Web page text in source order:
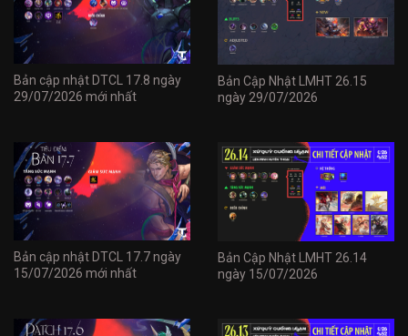
Bản cập nhật DTCL 17.8 ngày
29/07/2026 mới nhất
Bản Cập Nhật LMHT 26.15
ngày 29/07/2026
Bản cập nhật DTCL 17.7 ngày
15/07/2026 mới nhất
Bản Cập Nhật LMHT 26.14
ngày 15/07/2026